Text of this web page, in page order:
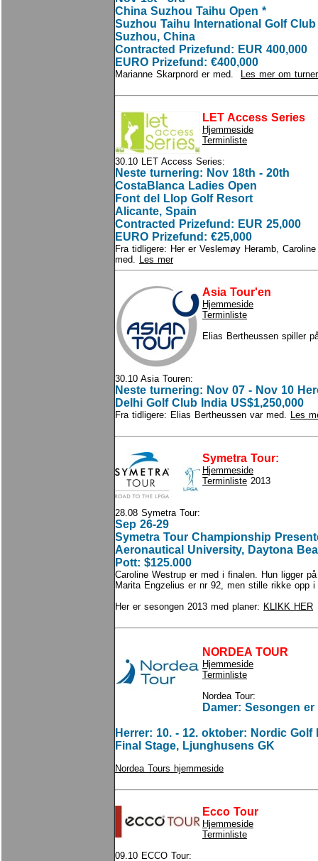
China Suzhou Taihu Open *
Suzhou Taihu International Golf Club
Suzhou, China
Contracted Prizefund: EUR 400,000
EURO Prizefund: €400,000
Marianne Skarpnord er med. Les mer om
LET Access Series
Hjemmeside
Terminliste
30.10 LET Access Series:
Neste turnering: Nov 18th - 20th
CostaBlanca Ladies Open
Font del Llop Golf Resort
Alicante, Spain
Contracted Prizefund: EUR 25,000
EURO Prizefund: €25,000
Fra tidligere: Her er Veslemøy Heramb,
med. Les mer
Asia Tour'en
Hjemmeside
Terminliste
Elias Bertheussen spiller
30.10 Asia Touren:
Neste turnering: Nov 07 - Nov 10
Delhi Golf Club India US$1,250,000
Fra tidligere: Elias Bertheussen var med. Les
Symetra Tour:
Hjemmeside
Terminliste 2013
28.08 Symetra Tour:
Sep 26-29
Symetra Tour Championship
Aeronautical University, Daytona
Pott: $125.000
Caroline Westrup er med i finalen. Hun ligger
Marita Engzelius er nr 92, men stille rikke opp
Her er sesongen 2013 med planer: KLIKK HER
NORDEA TOUR
Hjemmeside
Terminliste
Nordea Tour:
Damer: Sesongen er
Herrer: 10. - 12. oktober: Nordic Golf
Final Stage, Ljunghusens GK
Nordea Tours hjemmeside
Ecco Tour
Hjemmeside
Terminliste
09.10 ECCO Tour: